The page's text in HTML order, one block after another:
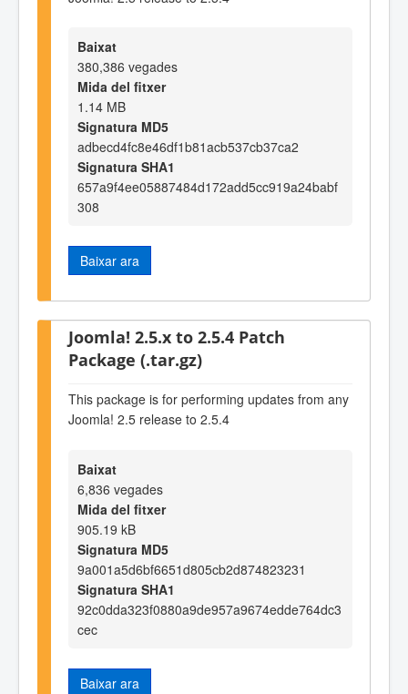
Baixat
380,386 vegades
Mida del fitxer
1.14 MB
Signatura MD5
adbecd4fc8e46df1b81acb537cb37ca2
Signatura SHA1
657a9f4ee05887484d172add5cc919a24babf
308
Baixar ara
Joomla! 2.5.x to 2.5.4 Patch
Package (.tar.gz)
This package is for performing updates from any
Joomla! 2.5 release to 2.5.4
Baixat
6,836 vegades
Mida del fitxer
905.19 kB
Signatura MD5
9a001a5d6bf6651d805cb2d874823231
Signatura SHA1
92c0dda323f0880a9de957a9674edde764dc3
cec
Baixar ara